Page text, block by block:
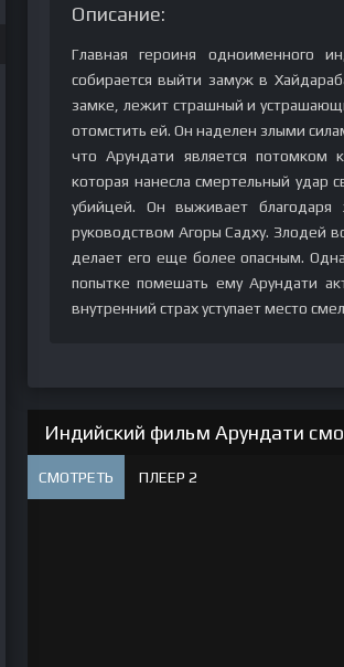
Описание:
Главная героиня одноименного
собирается выйти замуж в
замке, лежит страшный и
отомстить ей. Он наделен злыми
что Арундати является потомком
которая нанесла смертельный удар
убийцей. Он выживает
руководством Агоры Садху. Злодей
делает его еще более опасным.
попытке помешать ему Арундати
внутренний страх уступает место
Индийский фильм Арундати
СМОТРЕТЬ ПЛЕЕР 2